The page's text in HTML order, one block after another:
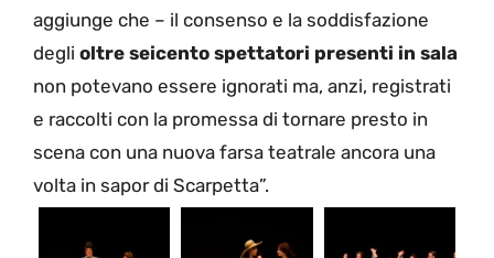
aggiunge che – il consenso e la soddisfazione
degli oltre seicento spettatori presenti in sala
non potevano essere ignorati ma, anzi, registrati
e raccolti con la promessa di tornare presto in
scena con una nuova farsa teatrale ancora una
volta in sapor di Scarpetta”.